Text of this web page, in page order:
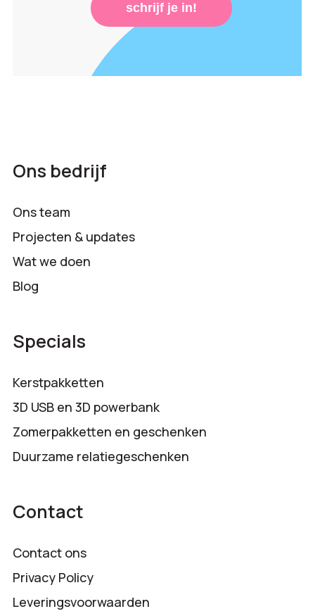
schrijf je in!
Ons bedrijf
Ons team
Projecten & updates
Wat we doen
Blog
Specials
Kerstpakketten
3D USB en 3D powerbank
Zomerpakketten en geschenken
Duurzame relatiegeschenken
Contact
Contact ons
Privacy Policy
Leveringsvoorwaarden